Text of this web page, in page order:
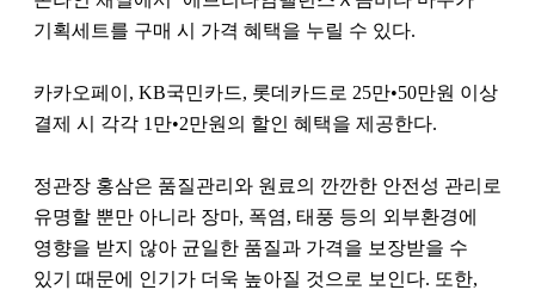
기획세트를 구매 시 가격 혜택을 누릴 수 있다.
카카오페이, KB국민카드, 롯데카드로 25만•50만원 이상
결제 시 각각 1만•2만원의 할인 혜택을 제공한다.
정관장 홍삼은 품질관리와 원료의 깐깐한 안전성 관리로
유명할 뿐만 아니라 장마, 폭염, 태풍 등의 외부환경에
영향을 받지 않아 균일한 품질과 가격을 보장받을 수
있기 때문에 인기가 더욱 높아질 것으로 보인다. 또한,